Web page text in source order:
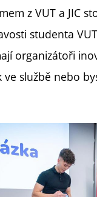
z VUT a JIC
studenta
organizátoři
službě nebo